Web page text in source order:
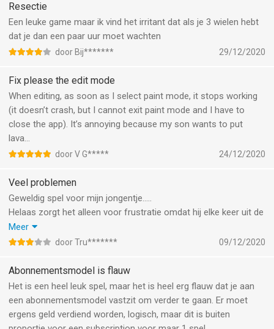
Resectie
Een leuke game maar ik vind het irritant dat als je 3 wielen hebt
dat je dan een paar uur moet wachten
door Bij******* 29/12/2020
Fix please the edit mode
When editing, as soon as I select paint mode, it stops working
(it doesn’t crash, but I cannot exit paint mode and I have to
close the app). It’s annoying because my son wants to put
lava...
door V G***** 24/12/2020
Veel problemen
Geweldig spel voor mijn jongentje.....
Helaas zorgt het alleen voor frustratie omdat hij elke keer uit de
spel gezet word, hij het nog geen baan konden afbouwen, dan
doet het geluid het wel, en dan weer niet, dan kan hij wel
gezet. Dan slaat de spel vast en dan sluit de spel gewoon af
voor geen reden..... Erg jammer
Meer
door Tru******* 09/12/2020
Abonnementsmodel is flauw
Het is een heel leuk spel, maar het is heel erg flauw dat je aan
een abonnementsmodel vastzit om verder te gaan. Er moet
ergens geld verdiend worden, logisch, maar dit is buiten